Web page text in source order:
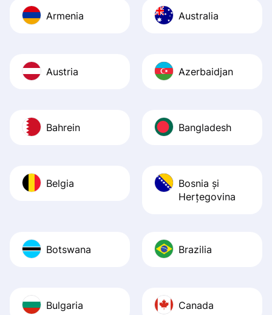
Armenia Australia
Austria Azerbaidjan
Bahrein Bangladesh
Belgia
Bosnia şi
Herţegovina
Botswana Brazilia
Bulgaria Canada